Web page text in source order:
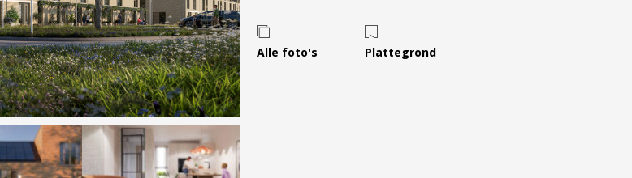
Contact
Over Ons
Alle foto's Plattegrond